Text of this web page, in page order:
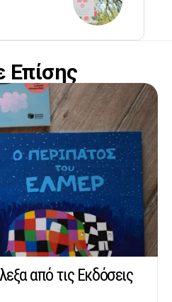
Επίσης
από τις Εκδόσεις